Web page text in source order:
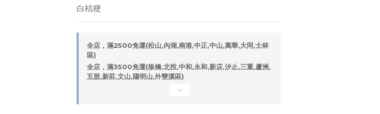
白桔梗
全店，滿2500免運(松山,內湖,南港,中正,中山,萬華,大同,士林
區)
全店，滿3500免運(板橋,北投,中和,永和,新店,汐止,三重,蘆洲,
五股,新莊,文山,陽明山,外雙溪區)